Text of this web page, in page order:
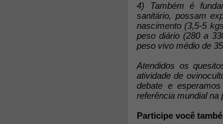
4) Também é
sanitário, possam
nascimento (3,5-5
peso diário (280 a
peso vivo médio de
Atendidos os
atividade de
debate e
referência mundial na
Participe você